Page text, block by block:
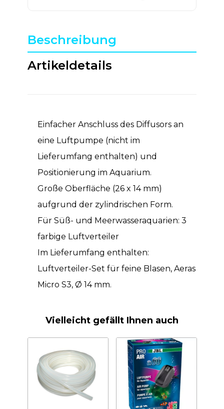
Beschreibung
Artikeldetails
Einfacher Anschluss des Diffusors an
eine Luftpumpe (nicht im
Lieferumfang enthalten) und
Positionierung im Aquarium.
Große Oberfläche (26 x 14 mm)
aufgrund der zylindrischen Form.
Für Süß- und Meerwasseraquarien: 3
farbige Luftverteiler
Im Lieferumfang enthalten:
Luftverteiler-Set für feine Blasen, Aeras
Micro S3, Ø 14 mm.
Vielleicht gefällt Ihnen auch